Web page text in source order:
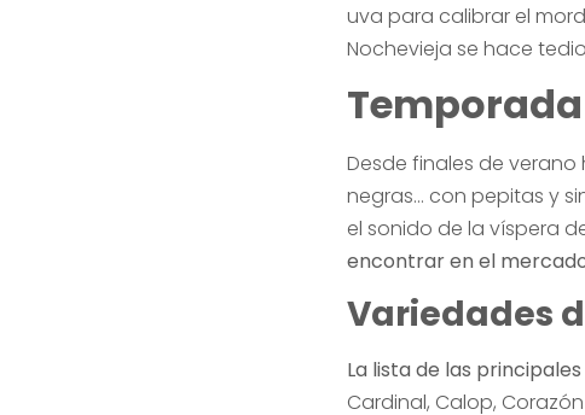
uva para calibrar el
Nochevieja se hace
Desde finales de
negras… con pepitas y
el sonido de la víspera
encontrar en el
Variedades
La lista de las
Cardinal, Calop,